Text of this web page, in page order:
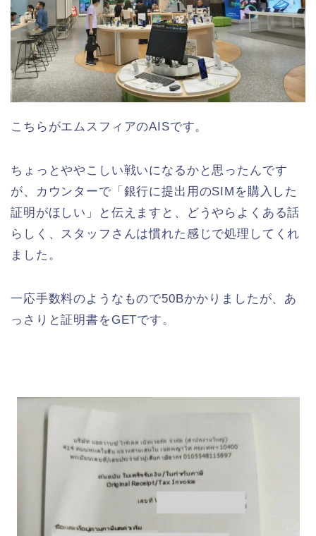
こちらがエムスフィアのAISです。
ちょっとややこしい戦いになるかと思ったんです
が、カウンターで「銀行に提出用のSIMを購入した
証明がほしい」と伝えますと、どうやらよくある話
らしく、スタッフさんは慣れた感じで処理してくれ
ました。
一応手数料のようなもので50Bかかりましたが、あ
っさりと証明書をGETです。